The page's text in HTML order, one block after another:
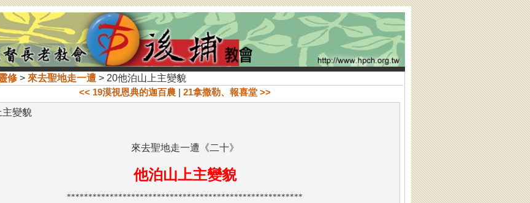
修> 來去聖地走一遭> 20他泊山上主變貌
<< 19漠視恩典的迦百農 | 21拿撒勒、報喜堂 >>
主變貌
來去聖地走一遭《二十》
他泊山上主變貌
*******************************************************